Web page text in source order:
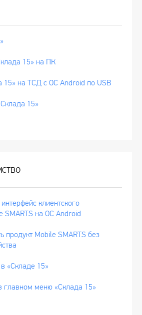
15» на ПК
15» на ТСД с ОС Android по USB
15»
клиентского
SMARTS на ОС Android
продукт Mobile SMARTS без
«Складе 15»
главном меню «Склада 15»